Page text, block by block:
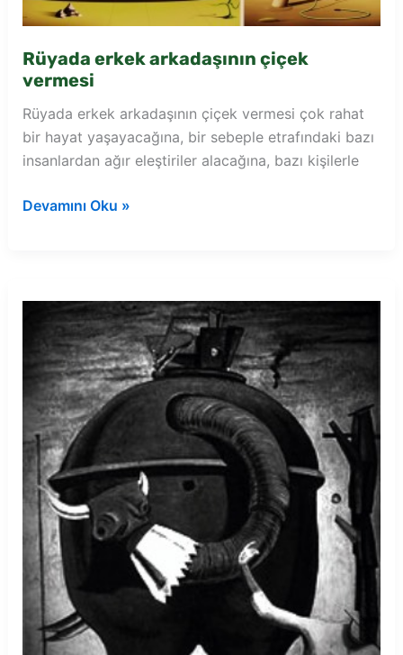
Rüyada erkek arkadaşının çiçek
vermesi
Rüyada erkek arkadaşının çiçek vermesi çok rahat
bir hayat yaşayacağına, bir sebeple etrafındaki bazı
insanlardan ağır eleştiriler alacağına, bazı kişilerle
Rüyada
vermesi
Devamını Oku »